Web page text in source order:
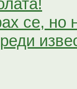
се, но